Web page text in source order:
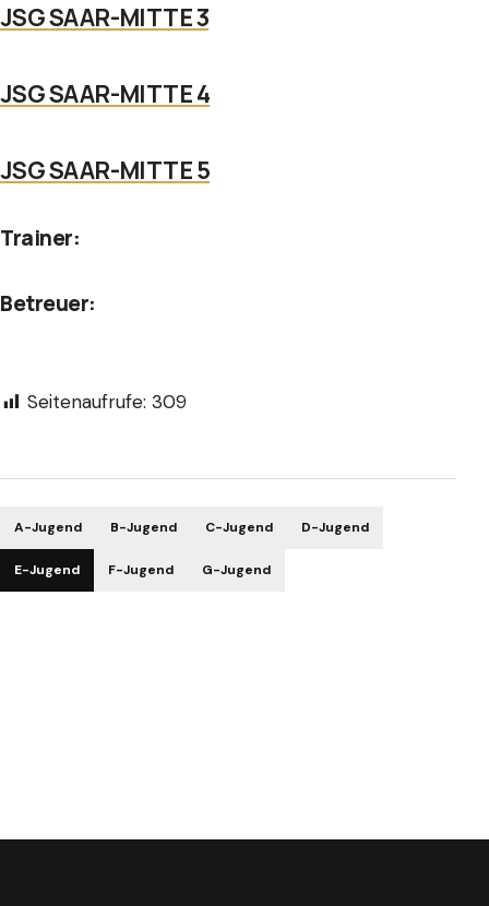
JSG SAAR-MITTE 3
JSG SAAR-MITTE 4
JSG SAAR-MITTE 5
Trainer:
Betreuer:
Seitenaufrufe: 309
A-Jugend B-Jugend C-Jugend D-Jugend
E-Jugend F-Jugend G-Jugend